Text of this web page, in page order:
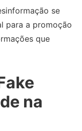
se
para a promoção
que
na